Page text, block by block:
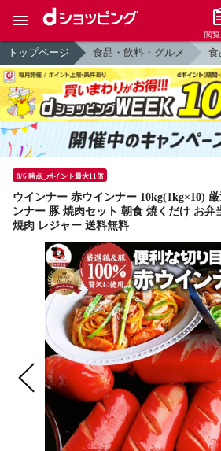
閲
トップページ 食品・飲料・グルメ 食
8/6 時点_ポイント最大11倍
ウインナー 赤ウインナー 10kg(1kg×10)
ンナー 豚 焼肉セット 朝食 焼くだけ お弁
焼肉 レジャー 送料無料